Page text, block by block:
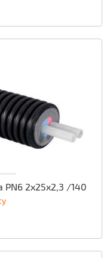
PN6 2x25x2,3 /140